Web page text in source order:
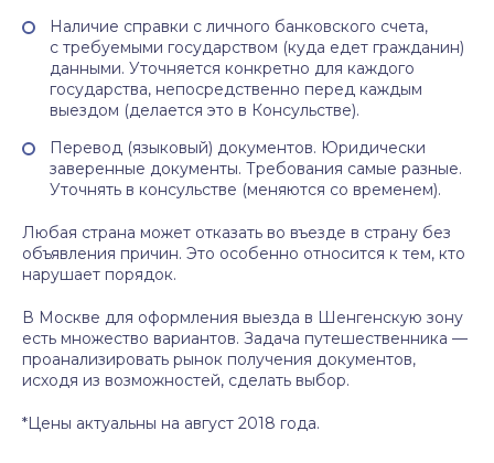
Наличие справки с личного банковского счета,
с требуемыми государством (куда едет гражданин)
данными. Уточняется конкретно для каждого
государства, непосредственно перед каждым
выездом (делается это в Консульстве).
Перевод (языковый) документов. Юридически
заверенные документы. Требования самые разные.
Уточнять в консульстве (меняются со временем).
Любая страна может отказать во въезде в страну без
объявления причин. Это особенно относится к тем, кто
нарушает порядок.
В Москве для оформления выезда в Шенгенскую зону
есть множество вариантов. Задача путешественника —
проанализировать рынок получения документов,
исходя из возможностей, сделать выбор.
*Цены актуальны на август 2018 года.